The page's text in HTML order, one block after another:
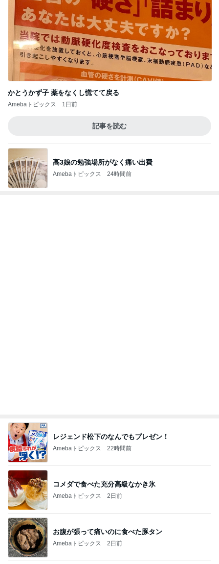
かとうかず子 薬をなくし慌てて戻る
Amebaトピックス 1日前
記事を読む
高3娘の勉強場所がなく痛い出費
Amebaトピックス 24時間前
思ったより高くついたエアコン代